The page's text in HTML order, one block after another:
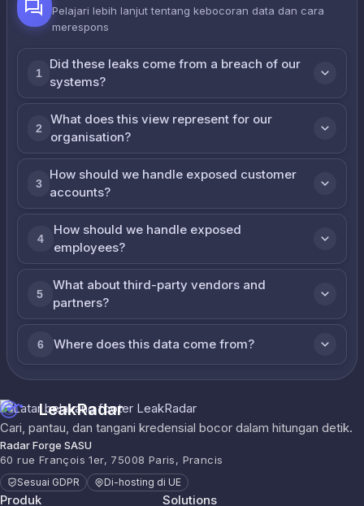
Pelajari lebih lanjut tentang kebocoran data dan cara
merespons
1
Did these leaks come from a breach of our
systems?
2
What does this view represent for our
organisation?
3
How should we handle exposed customer
accounts?
4
How should we handle exposed
employees?
5
What about third-party vendors and
partners?
6 Where does this data come from?
LeakRadar
Cari, pantau, dan tangani kredensial bocor dalam hitungan detik.
Radar Forge SASU
60 rue François 1er, 75008 Paris, Prancis
Sesuai GDPR Di-hosting di UE
Produk Solutions